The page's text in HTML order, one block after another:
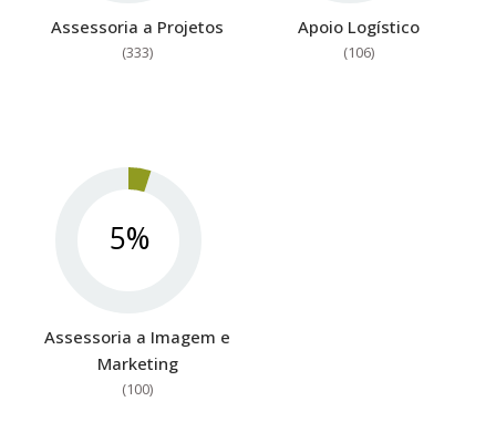
Assessoria a Projetos
(333)
Apoio Logístico
(106)
5%
Assessoria a Imagem e
Marketing
(100)